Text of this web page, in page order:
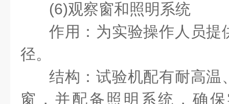
(6)观察窗和照明系统
作用：为实验操作人员提
径。
结构：试验机配有耐高温
窗，并配备照明系统，确